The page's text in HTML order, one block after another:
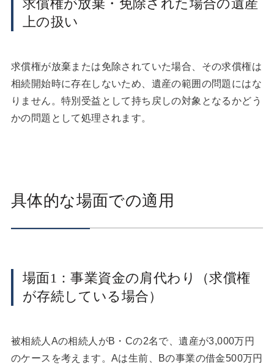
求償権が放棄・免除された場合の遺産
上の扱い
求償権が放棄または免除されていた場合、その求償権は
相続開始時に存在しないため、遺産の範囲の問題にはな
りません。特別受益として持ち戻しの対象となるかどう
かの問題として処理されます。
具体的な場面での適用
場面1：事業資金の肩代わり（求償権
が存続している場合）
被相続人Aの相続人がB・Cの2名で、遺産が3,000万円
のケースを考えます。Aは生前、Bの事業の借金500万円